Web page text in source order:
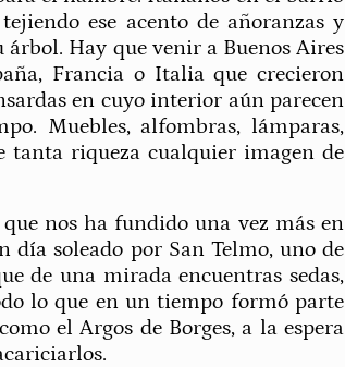
ese acento de añoranzas y
Hay que venir a Buenos Aires
Francia o Italia que crecieron
en cuyo interior aún parecen
Muebles, alfombras, lámparas,
tanta riqueza cualquier imagen de
nos ha fundido una vez más en
día soleado por San Telmo, uno de
de una mirada encuentras sedas,
lo que en un tiempo formó parte
el Argos de Borges, a la espera